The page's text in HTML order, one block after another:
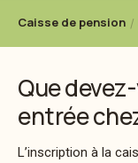
Caisse de pension
Que
entrée
L’inscription à la